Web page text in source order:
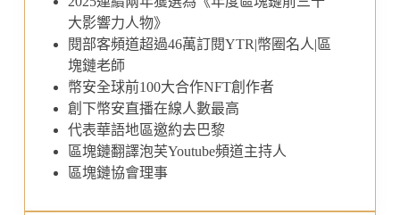
大影響力人物》
閱部客頻道超過46萬訂閱YTR|幣圈名人|區
塊鏈老師
幣安全球前100大合作NFT創作者
創下幣安直播在線人數最高
代表華語地區邀約去巴黎
區塊鏈翻譯泡芙Youtube頻道主持人
區塊鏈協會理事